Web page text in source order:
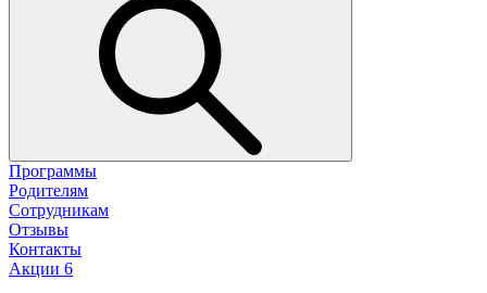
Программы
Родителям
Сотрудникам
Отзывы
Контакты
Акции 6